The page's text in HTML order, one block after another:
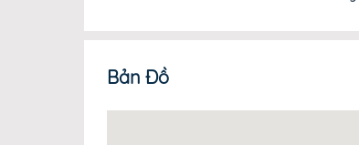
Bản Đồ